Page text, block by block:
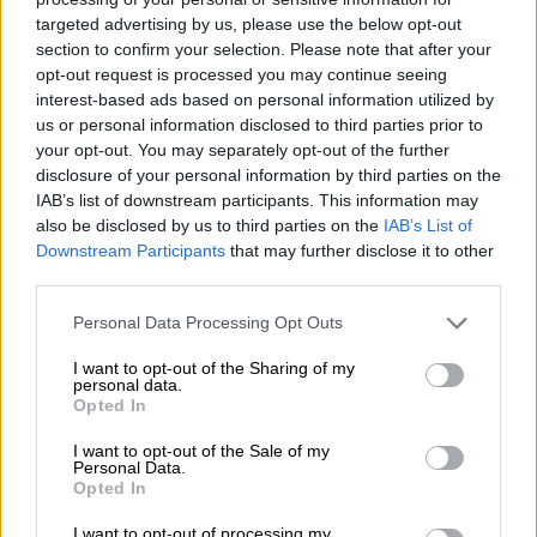
targeted advertising by us, please use the below opt-out
section to confirm your selection. Please note that after your
opt-out request is processed you may continue seeing
interest-based ads based on personal information utilized by
us or personal information disclosed to third parties prior to
your opt-out. You may separately opt-out of the further
disclosure of your personal information by third parties on the
IAB’s list of downstream participants. This information may
also be disclosed by us to third parties on the IAB’s List of
Downstream Participants that may further disclose it to other
Please note that this website/app uses one or more Google
not limited to your visit or usage behaviour. You may click to
grant or deny consent to Google and its third-party tags to
use your data for below specified purposes in below Google
consent section.
Personal Data Processing Opt Outs
I want to opt-out of the Sharing of my
personal data.
Opted In
I want to opt-out of the Sale of my
Personal Data.
Opted In
I want to opt-out of processing my
βγαίνει μπροστά, αυτό μιλά από μόνο του. Θα
προστατεύω την πρώην σύζυγό μου και τον
γιο μου. Είναι 3,5 ετών και ελπίζω πως όταν
θα είναι 7 ή 8 θα υπάρχει περισσότερη
ελευθερία».
Θερμή υποδοχή στο γήπεδο
Αναφορικά με την απόφαση που πήρε για να
μιλήσει ανοιχτά, εξήγησε: «Η απόφαση ήταν
αρκετά σημαντική για μένα και είμαι πολύ
χαρούμενος. Για κάποιους είναι επανάσταση,
για μένα είναι απολύτως φυσιολογικό. Η
αντίδραση του κόσμου; Με χειροκρότησαν
στον πρώτο αγώνα μετά το coming out,
συνεπώς ήταν πολύ ωραία η αίσθηση της